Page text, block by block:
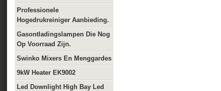
Professionele
Hogedrukreiniger Aanbieding.
Gasontladingslampen Die Nog
Op Voorraad Zijn.
Swinko Mixers En Menggardes
9kW Heater EK9002
Led Downlight High Bay Led